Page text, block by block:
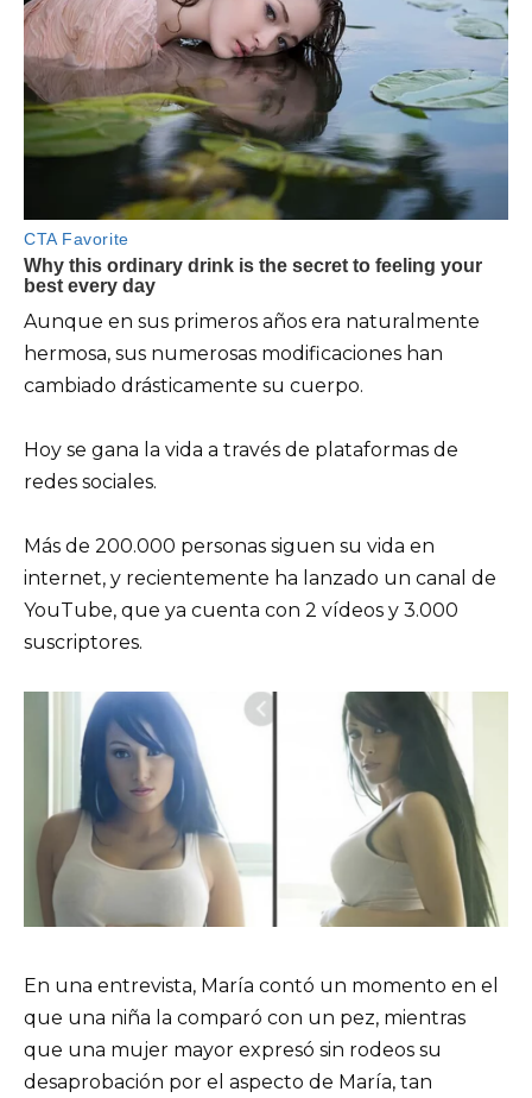
Aunque en sus primeros años era naturalmente
hermosa, sus numerosas modificaciones han
cambiado drásticamente su cuerpo.
Hoy se gana la vida a través de plataformas de
redes sociales.
Más de 200.000 personas siguen su vida en
internet, y recientemente ha lanzado un canal de
YouTube, que ya cuenta con 2 vídeos y 3.000
suscriptores.
En una entrevista, María contó un momento en el
que una niña la comparó con un pez, mientras
que una mujer mayor expresó sin rodeos su
desaprobación por el aspecto de María, tan